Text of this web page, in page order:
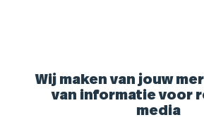
Wij maken van jouw
van informatie voor
media